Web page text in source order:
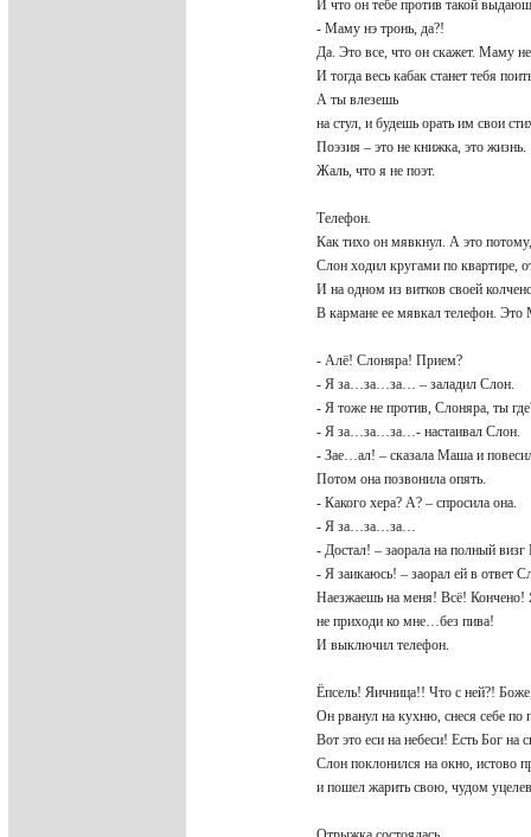
И что он тебе против такой
- Маму нэ тронь, да?!
Да. Это все, что он скажет. Маму
И тогда весь кабак станет тебя
А ты влезешь
на стул, и будешь орать им свои
Поэзия – это не книжка, это жизнь.
Жаль, что я не поэт.
Телефон.
Как тихо он мявкнул. А это
Слон ходил кругами по квартире,
И на одном из витков своей
В кармане ее мявкал телефон.
- Алё! Слоняра! Прием?
- Я за…за…за… – заладил Слон.
- Я тоже не против, Слоняра, ты
- Я за…за…за…- настаивал Слон.
- Зае…ал! – сказала Маша и
Потом она позвонила опять.
- Какого хера? А? – спросила она.
- Я за…за…за…
- Достал! – заорала на полный
- Я заикаюсь! – заорал ей в ответ
Наезжаешь на меня! Всё!
не приходи ко мне…без пива!
И выключил телефон.
Ёпсель! Яичница!! Что с ней?!
Он рванул на кухню, снеся себе
Вот это еси на небеси! Есть Бог
Слон поклонился на окно, истово
и пошел жарить свою, чудом